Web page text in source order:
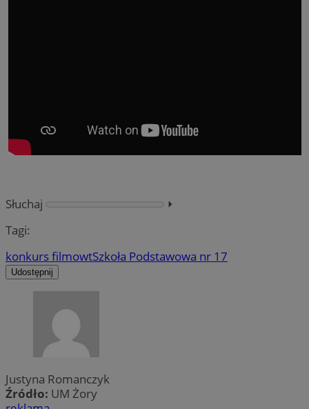
Słuchaj
⏵︎
Tagi:
konkurs filmowtSzkoła Podstawowa nr 17
Udostępnij
Justyna Romanczyk
Źródło: UM Żory